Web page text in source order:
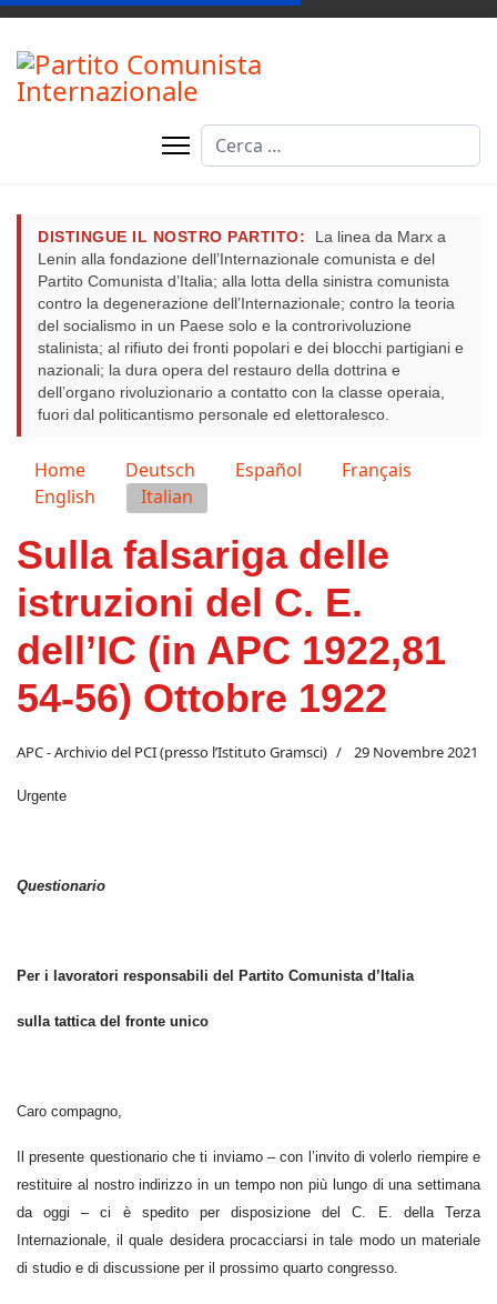
Cerca
DISTINGUE IL NOSTRO PARTITO:
La linea da Marx a
Lenin alla fondazione dell’Internazionale comunista e del
Partito Comunista d’Italia; alla lotta della sinistra comunista
contro la degenerazione dell’Internazionale; contro la teoria
del socialismo in un Paese solo e la controrivoluzione
stalinista; al rifiuto dei fronti popolari e dei blocchi partigiani e
nazionali; la dura opera del restauro della dottrina e
dell’organo rivoluzionario a contatto con la classe operaia,
fuori dal politicantismo personale ed elettoralesco.
Seleziona la tua lingua
Home Deutsch Español
Français
English
Italian
Sulla falsariga delle
istruzioni del C. E.
dell’IC (in APC 1922,81
54-56) Ottobre 1922
APC - Archivio del PCI (presso l’Istituto Gramsci) 29 Novembre 2021
Urgente
Questionario
Per i lavoratori responsabili del Partito Comunista d’Italia
sulla tattica del fronte unico
Caro compagno,
Il presente questionario che ti inviamo – con l’invito di volerlo riempire e
restituire al nostro indirizzo in un tempo non più lungo di una settimana
da oggi – ci è spedito per disposizione del C. E. della Terza
Internazionale, il quale desidera procacciarsi in tale modo un materiale
di studio e di discussione per il prossimo quarto congresso.